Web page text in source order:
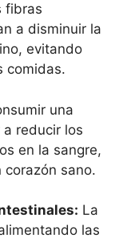
fibras
a disminuir la
evitando
comidas.
una
reducir los
en la sangre,
sano.
La
las